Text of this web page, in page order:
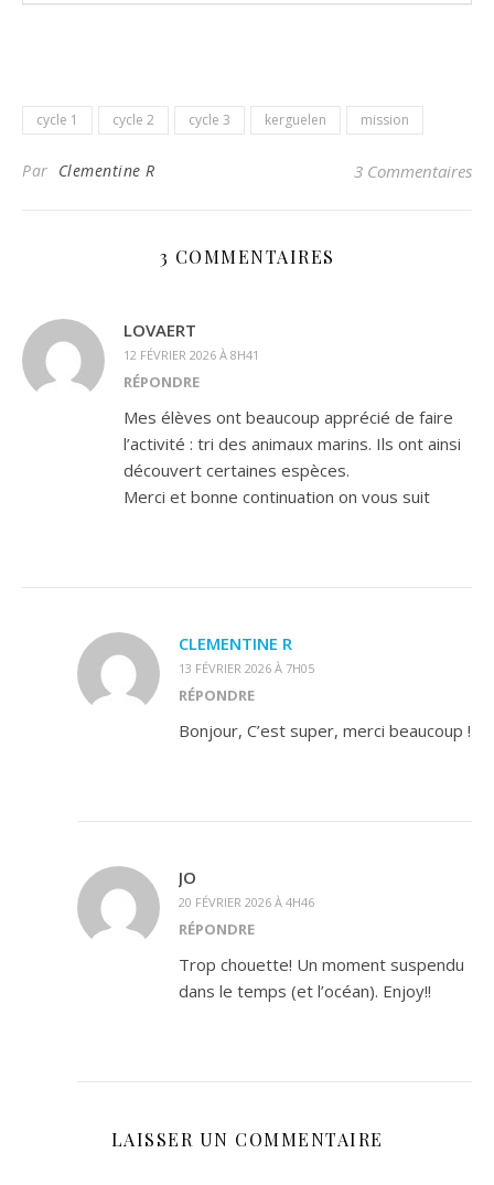
cycle 1 cycle 2 cycle 3 kerguelen mission
Par Clementine R 3 Commentaires
3 COMMENTAIRES
LOVAERT
12 FÉVRIER 2026 À 8H41
RÉPONDRE
Mes élèves ont beaucoup apprécié de faire
l’activité : tri des animaux marins. Ils ont ainsi
découvert certaines espèces.
Merci et bonne continuation on vous suit
CLEMENTINE R
13 FÉVRIER 2026 À 7H05
RÉPONDRE
Bonjour, C’est super, merci beaucoup !
JO
20 FÉVRIER 2026 À 4H46
RÉPONDRE
Trop chouette! Un moment suspendu
dans le temps (et l’océan). Enjoy!!
LAISSER UN COMMENTAIRE